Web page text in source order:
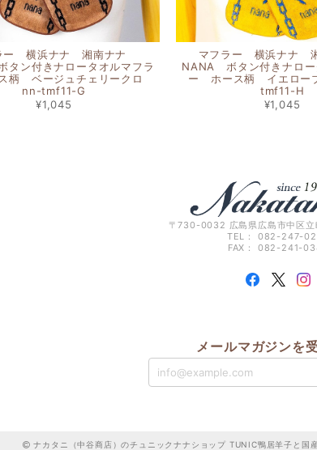
ー 横浜ナナ 湘南ナナ
ン付きナロータオルマフラ
柄 ベージュチェリークロ
nn-tmf11-G
¥1,045
マフラー 横浜ナナ
NANA ボタン付きナロー
ー ホース柄 イエロー
tmf11-H
¥1,045
〒730-0032 広島県広島市中区
TEL： 082-247-
FAX： 082-241-
メールマガジンを
ナカタニ（中谷商店）のチュニックナナショップ TUNIC鴨居羊子と国